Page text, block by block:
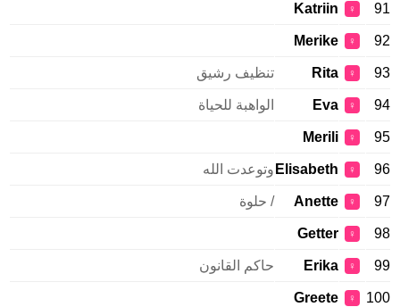
91
♀
Katriin
92
♀
Merike
93
♀
Rita تنظيف رشيق
94
♀
Eva الواهبة للحياة
95
♀
Merili
96
♀
Elisabeth وتوعدت الله
97
♀
Anette / حلوة
98
♀
Getter
99
♀
Erika حاكم القانون
100
♀
Greete